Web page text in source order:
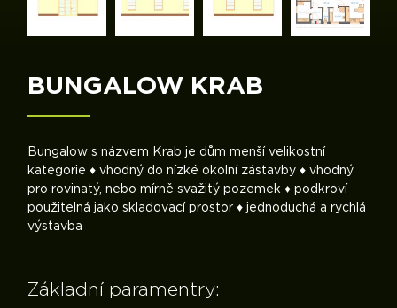
BUNGALOW KRAB
Bungalow s názvem Krab je dům menší velikostní
kategorie ♦ vhodný do nízké okolní zástavby ♦ vhodný
pro rovinatý, nebo mírně svažitý pozemek ♦ podkroví
použitelná jako skladovací prostor ♦ jednoduchá a rychlá
výstavba
Základní paramentry: